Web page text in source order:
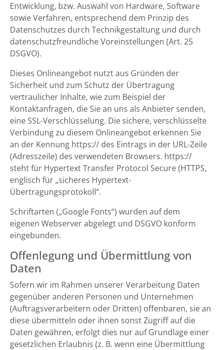
Entwicklung, bzw. Auswahl von Hardware, Software
sowie Verfahren, entsprechend dem Prinzip des
Datenschutzes durch Technikgestaltung und durch
datenschutzfreundliche Voreinstellungen (Art. 25
DSGVO).
Dieses Onlineangebot nutzt aus Gründen der
Sicherheit und zum Schutz der Übertragung
vertraulicher Inhalte, wie zum Beispiel der
Kontaktanfragen, die Sie an uns als Anbieter senden,
eine SSL-Verschlüsselung. Die sichere, verschlüsselte
Verbindung zu diesem Onlineangebot erkennen Sie
an der Kennung https:// des Eintrags in der URL-Zeile
(Adresszeile) des verwendeten Browsers. https://
steht für Hypertext Transfer Protocol Secure (HTTPS,
englisch für „sicheres Hypertext-
Übertragungsprotokoll“.
Schriftarten („Google Fonts“) wurden auf dem
eigenen Webserver abgelegt und DSGVO konform
eingebunden.
Offenlegung und Übermittlung von
Daten
Sofern wir im Rahmen unserer Verarbeitung Daten
gegenüber anderen Personen und Unternehmen
(Auftragsverarbeitern oder Dritten) offenbaren, sie an
diese übermitteln oder ihnen sonst Zugriff auf die
Daten gewähren, erfolgt dies nur auf Grundlage einer
gesetzlichen Erlaubnis (z. B. wenn eine Übermittlung